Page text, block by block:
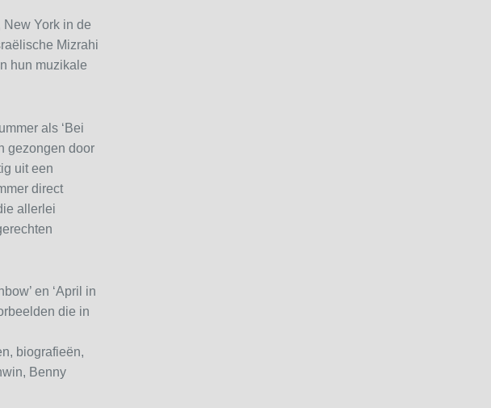
York in de
Mizrahi
hun muzikale
als ‘Bei
gezongen door
uit een
direct
allerlei
en ‘April in
die in
biografieën,
Benny